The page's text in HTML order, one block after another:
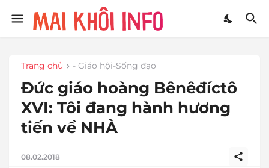
Trang chủ - Giáo hội-Sống đạo
Đức giáo hoàng Bênêđíctô
XVI: Tôi đang hành hương
tiến về NHÀ
08.02.2018